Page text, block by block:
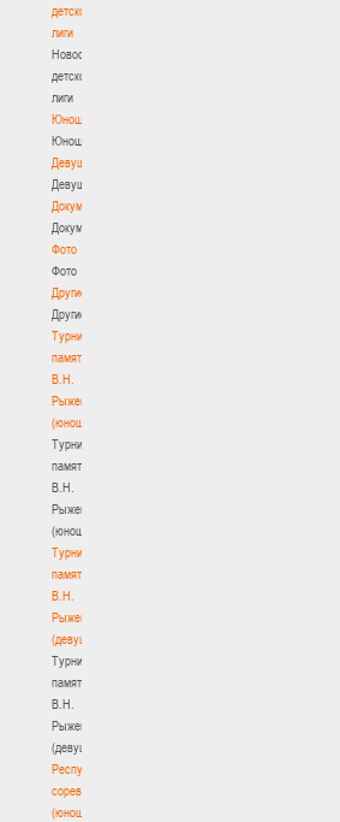
детской
лиги
Новости
детской
лиги
Юноши
Юноши
Девушки
Девушки
Документы
Документы
Фото
Фото
Другие
Другие
Турнир
памяти
В.Н.
Рыженкова
(юноши)
Турнир
памяти
В.Н.
Рыженкова
(юноши)
Турнир
памяти
В.Н.
Рыженкова
(девушки)
Турнир
памяти
В.Н.
Рыженкова
(девушки)
Республиканские
соревнования
(юноши)